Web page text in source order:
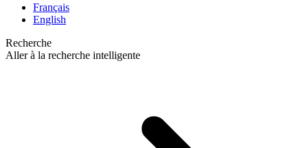
Français
English
Recherche
Aller à la recherche intelligente